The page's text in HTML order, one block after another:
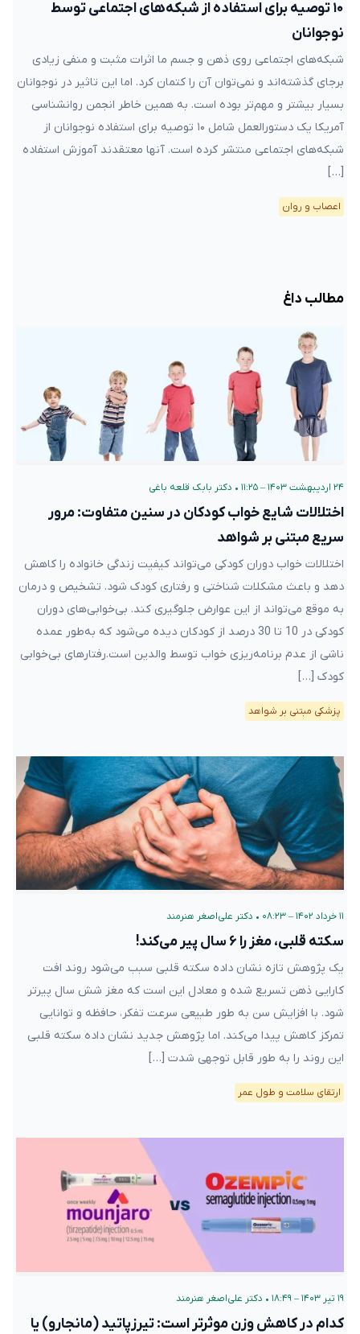
۱۰ توصیه برای استفاده از شبکه‌های اجتماعی توسط
نوجوانان
شبکه‌های اجتماعی روی ذهن و جسم ما اثرات مثبت و منفی زیادی
برجای گذشته‌اند و نمی‌توان آن را کتمان کرد. اما این تاثیر در نوجوانان
بسیار بیشتر و مهم‌تر بوده است. به همین خاطر انجمن روانشناسی
آمریکا یک دستورالعمل شامل ۱۰ توصیه برای استفاده نوجوانان از
شبکه‌های اجتماعی منتشر کرده است. آنها معتقدند آموزش استفاده
[…]
اعصاب و روان
مطالب داغ
۲۴ اردیبهشت ۱۴۰۳ – ۱۱:۲۵ • دکتر بابک قلعه‌ باغی
اختلالات شایع خواب کودکان در سنین متفاوت: مرور
سریع مبتنی بر شواهد
اختلالات خواب دوران کودکی می‌تواند کیفیت زندگی خانواده را کاهش
دهد و باعث مشکلات شناختی و رفتاری کودک شود. تشخیص و درمان
به موقع می‌تواند از این عوارض جلوگیری کند. بی‌خوابی‌های دوران
کودکی در 10 تا 30 درصد از کودکان دیده می‌شود که به‌طور عمده
ناشی از عدم برنامه‌ریزی خواب توسط والدین است.رفتارهای بی‌خوابی
کودک […]
پزشکی مبتنی بر شواهد
۱۱ خرداد ۱۴۰۲ – ۰۸:۲۳ • دکتر علی‌اصغر هنرمند
سکته قلبی، مغز را ۶ سال پیر می‌کند!
یک پژوهش تازه نشان داده سکته قلبی سبب می‌شود روند افت
کارایی ذهن تسریع شده و معادل این است که مغز شش سال پیرتر
شود. با افزایش سن به طور طبیعی سرعت تفکر، حافظه و توانایی
تمرکز کاهش پیدا می‌کند. اما پژوهش جدید نشان داده سکته قلبی
این روند را به طور قابل توجهی شدت […]
ارتقای سلامت و طول عمر
۱۹ تیر ۱۴۰۳ – ۱۸:۴۹ • دکتر علی‌اصغر هنرمند
کدام در کاهش وزن موثرتر است: تیرزپاتید (مانجارو) یا